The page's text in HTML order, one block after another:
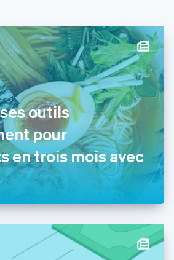
outils
pour
en trois mois avec